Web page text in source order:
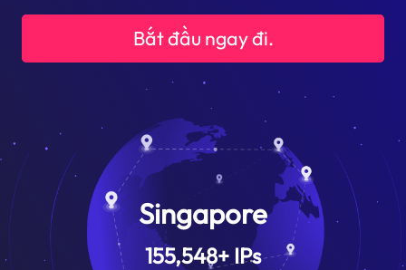
Bắt đầu ngay đi.
Singapore
155,548+ IPs